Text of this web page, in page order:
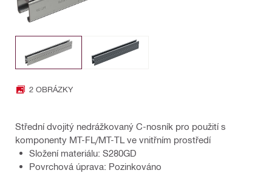
2 OBRÁZKY
Střední dvojitý nedrážkovaný C-nosník pro použití s
komponenty MT-FL/MT-TL ve vnitřním prostředí
Složení materiálu: S280GD
Povrchová úprava: Pozinkováno